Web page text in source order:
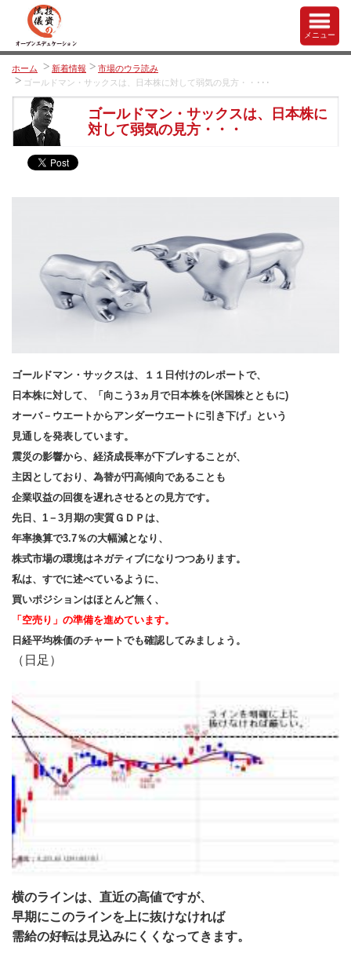
メニュー
ホーム 新着情報
市場のウラ読み
ゴールドマン・サックスは、日本株に対して弱気の見方・・･･･
ゴールドマン・サックスは、日本株に
対して弱気の見方・・・
ゴールドマン・サックスは、１１日付けのレポートで、
日本株に対して、「向こう3ヵ月で日本株を(米国株とともに)
オーバ－ウエートからアンダーウエートに引き下げ」という
見通しを発表しています。
震災の影響から、経済成長率が下ブレすることが、
主因としており、為替が円高傾向であることも
企業収益の回復を遅れさせるとの見方です。
先日、1－3月期の実質ＧＤＰは、
年率換算で3.7％の大幅減となり、
株式市場の環境はネガティブになりつつあります。
私は、すでに述べているように、
買いポジションはほとんど無く、
「空売り」の準備を進めています。
日経平均株価のチャートでも確認してみましょう。
（日足）
横のラインは、直近の高値ですが、
早期にこのラインを上に抜けなければ
需給の好転は見込みにくくなってきます。